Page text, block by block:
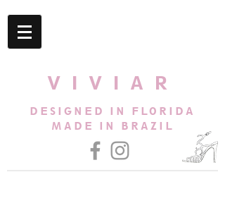
VIVIAR
DESIGNED IN FLORIDA
MADE IN BRAZIL